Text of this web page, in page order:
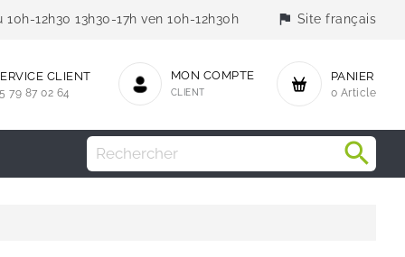
12h30 13h30-17h ven 10h-12h30h flag Site français
PANIER
0 Article
MON COMPTE
CLIENT
CLIENT
79 87 02 64